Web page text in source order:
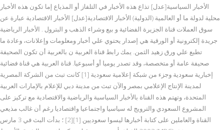
الأخبار السياسية[عدل] تذاع هذه الأخبار في التلفاز أو المذياع إما تكون هذه الأخبار
محلية لدولة ما أو العالمية (الدولية) الأخبار الاقتصادية[عدل] الأخبار الاقتصادية عبارة عن
سوق العملات قناة الجزيرة الفضائية و بيع وشراء الذهب و البترول . الأخبار الرياضية
جريدة إلكترونية أو الورقية هي إصدار يحتوي علي أخبار ومعلومات وإعلانات، وعادة ما
تطبع علي ورق زهيد الثمن. يمك رابط قناة العربية ن بالعربية أن تكون الصحيفة
صحيفة عامة أو متخصصة، وقد تصدر يوميا أو أسبوعيا. قناة العربية هي قناة فضائية
إخبارية سعودية وجزء من شبكة إعلامية سعودية [1] كانت تبث من الشركة المصرية
لمدينة الإنتاج الإعلامي بمصر والآن تبث من مدينة دبي للإعلام بالإمارات العربية
المتحدة، وتهتم هذه القناة بالأخبار السياسية والرياضية والاقتصادية مع تركيز على
المشروع السعودي والترويج له سياسيا واجتماعيا واقتصاديا رغم أن غالب مذيعي
القناة والعاملين على كتابة أخبارها ليسوا سعوديين [1][2] ؛ بدأت البث في 3 مارس